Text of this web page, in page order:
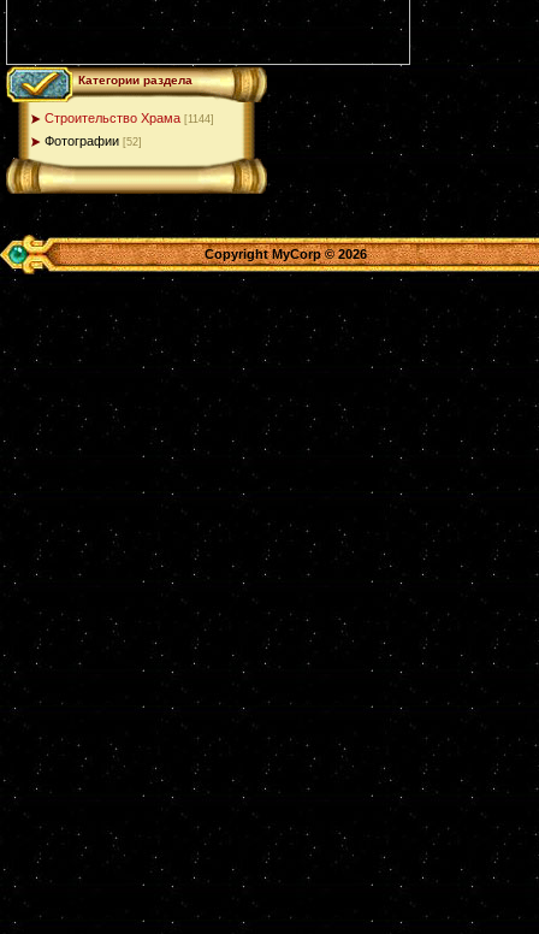
Категории раздела
Строительство Храма [1144]
Фотографии [52]
Copyright MyCorp © 2026